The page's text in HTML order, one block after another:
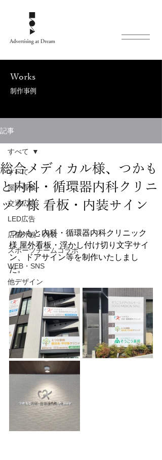
Works
制作事例
記事
すべて
屋外看板
交通広告
LED広告
店舗外観・内装
スポーツチームコラボ
WEB・SNS
他デザイン
すべて
総合メディカル様、つかも
と内科・循環器内科クリニ
ック様 看板・内装サイン
つかもと内科・循環器内科クリニック
様 屋外看板・浮かし付け切り文字サイ
ン、ドアサイン等を制作いたしまし
た。